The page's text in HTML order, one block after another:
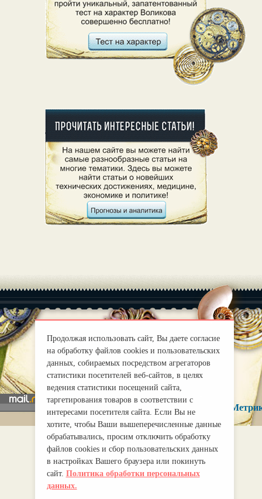
О нас |
Правила
mirprognoz@mail.ru
Продолжая использовать сайт, Вы даете согласие
на обработку файлов cookies и пользовательских
данных, собираемых посредством агрегаторов
статистики посетителей веб-сайтов, в целях
ведения статистики посещений сайта,
таргетирования товаров в соответствии с
интересами посетителя сайта. Если Вы не
хотите, чтобы Ваши вышеперечисленные данные
обрабатывались, просим отключить обработку
файлов cookies и сбор пользовательских данных
в настройках Вашего браузера или покинуть
сайт. Политика обработки персональных
данных.